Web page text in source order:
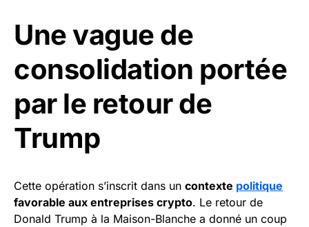
Une vague de
consolidation portée
par le retour de
Trump
Cette opération s’inscrit dans un contexte politique
favorable aux entreprises crypto. Le retour de
Donald Trump à la Maison-Blanche a donné un coup